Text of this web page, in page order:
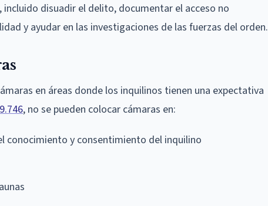
disuadir el delito, documentar el acceso no
y ayudar en las investigaciones de las fuerzas del orden.
en áreas donde los inquilinos tienen una expectativa
, no se pueden colocar cámaras en:
conocimiento y consentimiento del inquilino